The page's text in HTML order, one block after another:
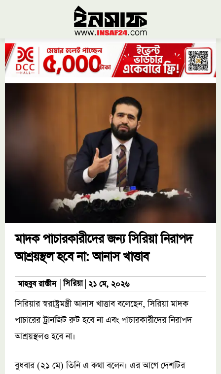
মাদক পাচারকারীদের জন্য সিরিয়া নিরাপদ
আশ্রয়স্থল হবে না: আনাস খাত্তাব
মাহবুব রাস্তীন সিরিয়া ২১ মে, ২০২৬
সিরিয়ার স্বরাষ্ট্রমন্ত্রী আনাস খাত্তাব বলেছেন, সিরিয়া মাদক
পাচারের ট্রানজিট রুট হবে না এবং পাচারকারীদের নিরাপদ
আশ্রয়স্থলও হবে না।
বুধবার (২১ মে) তিনি এ কথা বলেন। এর আগে দেশটির